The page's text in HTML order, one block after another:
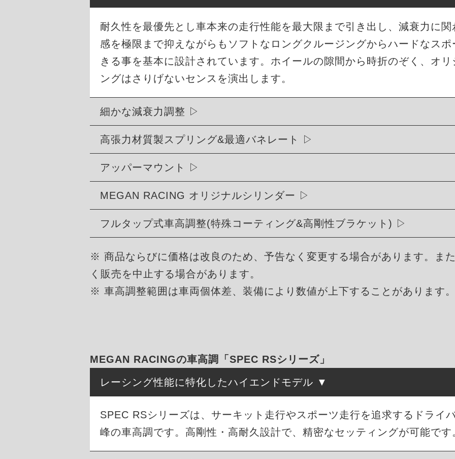
耐久性を最優先とし車本来の走行性能を最大限まで引き出し、減衰力に
感を極限まで抑えながらもソフトなロングクルージングからハードなス
きる事を基本に設計されています。ホイールの隙間から時折のぞく、オ
ングはさりげないセンスを演出します。
細かな減衰力調整
高張力材質製スプリング&最適バネレート
アッパーマウント
MEGAN RACING オリジナルシリンダー
フルタップ式車高調整(特殊コーティング&高剛性ブラケット)
※ 商品ならびに価格は改良のため、予告なく変更する場合があります。ま
く販売を中止する場合があります。
※ 車高調整範囲は車両個体差、装備により数値が上下することがあります
MEGAN RACINGの車高調「SPEC RSシリーズ」
レーシング性能に特化したハイエンドモデル
SPEC RSシリーズは、サーキット走行やスポーツ走行を追求するドライ
峰の車高調です。高剛性・高耐久設計で、精密なセッティングが可能です